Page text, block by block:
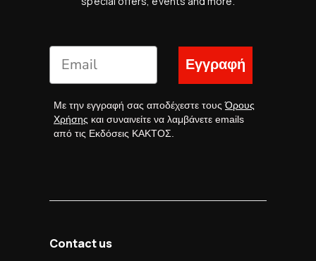
Εγγραφή
Με την εγγραφή σας αποδέχεστε τουςΌρους
Χρήσης και συναινείτε να λαμβάνετε emails
από τις Εκδόσεις ΚΑΚΤΟΣ.
Contact us